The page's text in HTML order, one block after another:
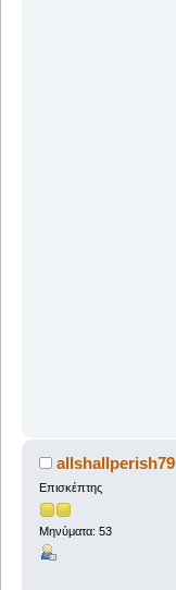
allshallperish79
Επισκέπτης
Μηνύματα: 53